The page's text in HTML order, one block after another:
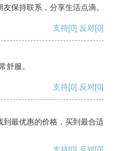
保持联系，分享生活点滴。
支持[0] 反对[0]
舒服。
支持[0] 反对[0]
到最优惠的价格，买到最合适